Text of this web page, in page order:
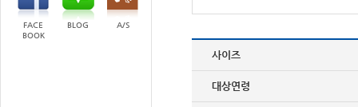
FACE
BOOK
BLOG A/S
사이즈
대상연령